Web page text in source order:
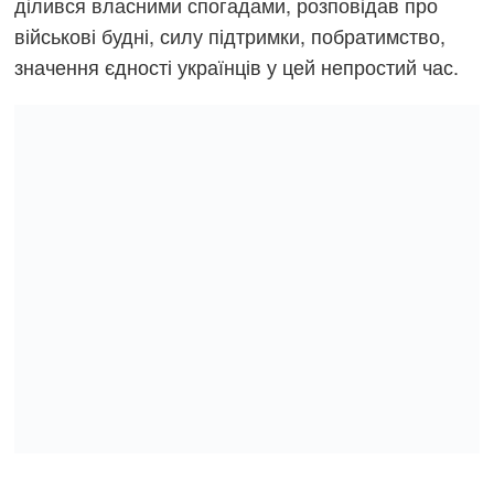
військові будні, силу підтримки, побратимство,
значення єдності українців у цей непростий час.